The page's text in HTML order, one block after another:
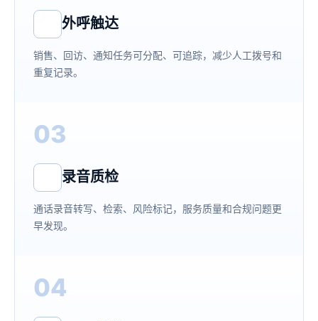
外呼触达
销售、回访、通知任务可分配、可追踪，减少人工拨号和
重复记录。
03
录音质检
通话录音转写、检索、风险标记，服务质量和合规问题更
早发现。
04